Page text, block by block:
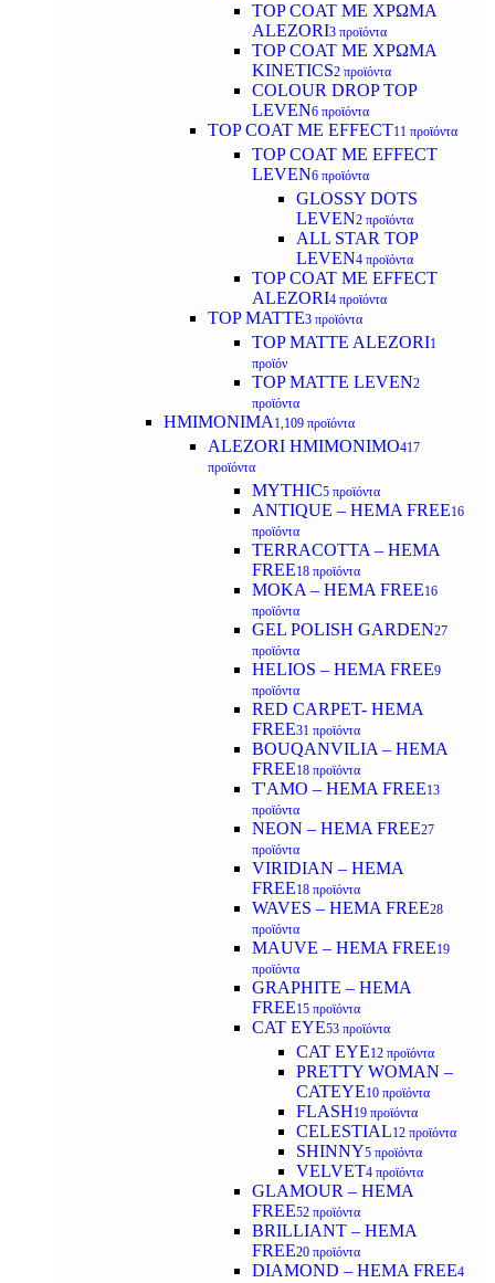
TOP COAT ΜΕ ΧΡΩΜΑ
ALEZORI3 προϊόντα
TOP COAT ΜΕ ΧΡΩΜΑ
KINETICS2 προϊόντα
COLOUR DROP TOP
LEVEN6 προϊόντα
TOP COAT ΜΕ EFFECT11 προϊόντα
TOP COAT ME EFFECT
LEVEN6 προϊόντα
GLOSSY DOTS
LEVEN2 προϊόντα
ALL STAR TOP
LEVEN4 προϊόντα
TOP COAT ME EFFECT
ALEZORI4 προϊόντα
TOP MATTE3 προϊόντα
TOP MATTE ALEZORI1
προϊόν
TOP MATTE LEVEN2
προϊόντα
ΗΜΙΜΟΝΙΜΑ 1,109 προϊόντα
ALEZORI ΗΜΙΜΟΝΙΜΟ417
προϊόντα
MYTHIC5 προϊόντα
ANTIQUE – HEMA FREE16
προϊόντα
TERRACOTTA – HEMA
FREE18 προϊόντα
MOKA – HEMA FREE16
προϊόντα
GEL POLISH GARDEN27
προϊόντα
HELIOS – HEMA FREE9
προϊόντα
RED CARPET- HEMA
FREE31 προϊόντα
BOUQANVILIA – HEMA
FREE18 προϊόντα
T'AMO – HEMA FREE13
προϊόντα
NEON – HEMA FREE27
προϊόντα
VIRIDIAN – HEMA
FREE18 προϊόντα
WAVES – HEMA FREE28
προϊόντα
MAUVE – HEMA FREE19
προϊόντα
GRAPHITE – HEMA
FREE15 προϊόντα
CAT EYE53 προϊόντα
CAT EYE12 προϊόντα
PRETTY WOMAN –
CATEYE10 προϊόντα
FLASH19 προϊόντα
CELESTIAL12 προϊόντα
SHINNY5 προϊόντα
VELVET4 προϊόντα
GLAMOUR – HEMA
FREE52 προϊόντα
BRILLIANT – HEMA
FREE20 προϊόντα
DIAMOND – HEMA FREE4